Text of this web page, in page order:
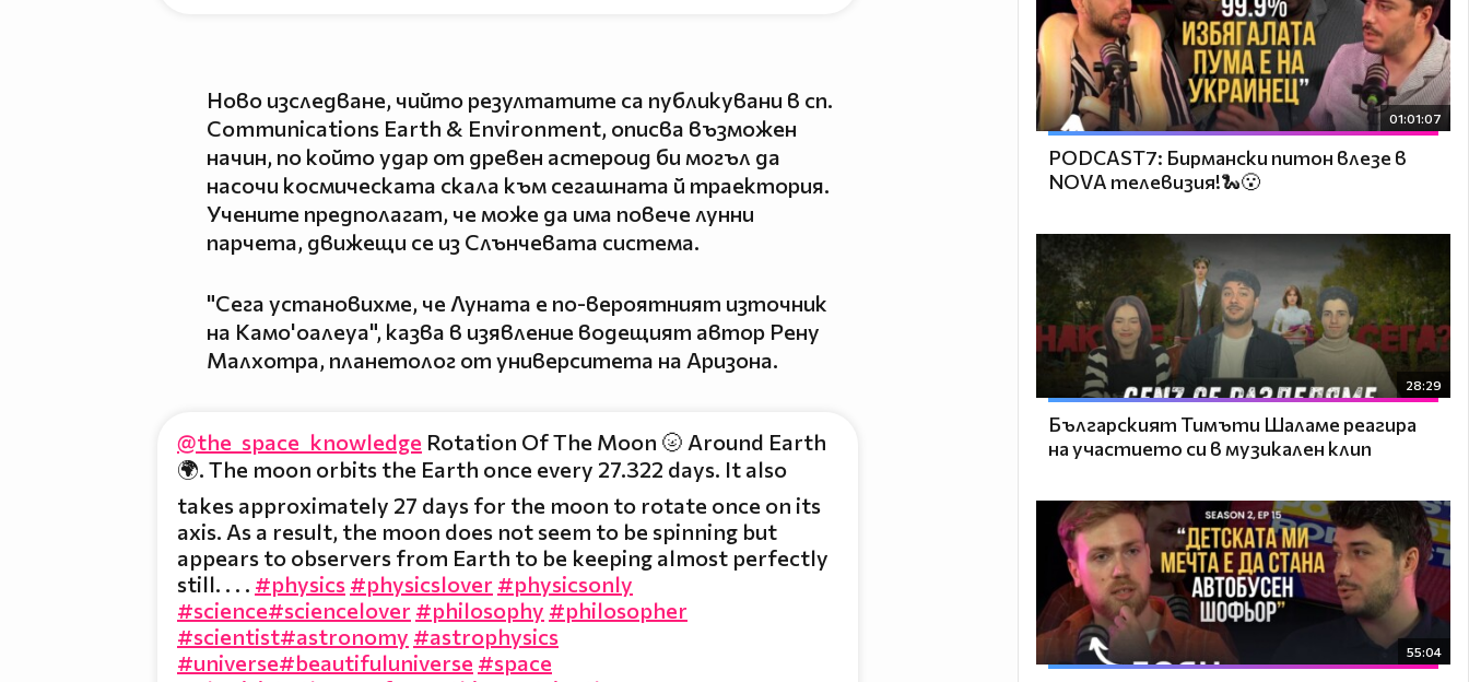
Ново изследване, чийто резултатите са публикувани в сп.
Communications Earth & Environment, описва възможен
начин, по който удар от древен астероид би могъл да
насочи космическата скала към сегашната й траектория.
Учените предполагат, че може да има повече лунни
парчета, движещи се из Слънчевата система.
"Сега установихме, че Луната е по-вероятният източник
на Камо'оалеуа", казва в изявление водещият автор Рену
Малхотра, планетолог от университета на Аризона.
@the_space_knowledge Rotation Of The Moon 🌝 Around Earth
🌍. The moon orbits the Earth once every 27.322 days. It also
takes approximately 27 days for the moon to rotate once on its
axis. As a result, the moon does not seem to be spinning but
appears to observers from Earth to be keeping almost perfectly
still. . . . #physics #physicslover #physicsonly
#science#sciencelover #philosophy #philosopher
#scientist#astronomy #astrophysics
#universe#beautifuluniverse #space
01:01:07
PODCAST7: Бирмански питон влезе в
NOVA телевизия!🐍😮
28:29
Българският Тимъти Шаламе реагира
на участието си в музикален клип
55:04